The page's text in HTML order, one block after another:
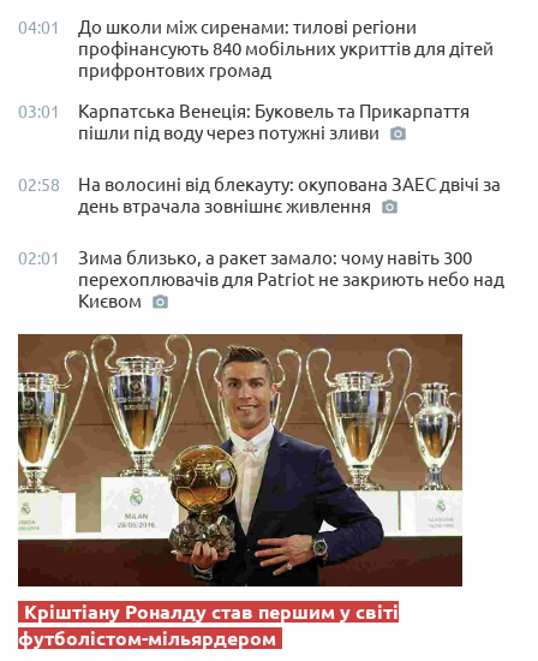
04:01
До школи між сиренами: тилові регіони
профінансують 840 мобільних укриттів для дітей
прифронтових громад
03:01
Карпатська Венеція: Буковель та Прикарпаття
пішли під воду через потужні зливи
02:58
На волосині від блекауту: окупована ЗАЕС двічі за
день втрачала зовнішнє живлення
02:01
Зима близько, а ракет замало: чому навіть 300
перехоплювачів для Patriot не закриють небо над
Києвом
Кріштіану Роналду став першим у світі
футболістом-мільярдером